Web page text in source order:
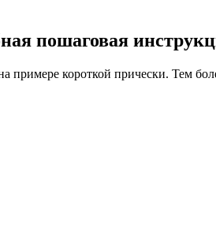
пошаговая
примере короткой прически. Тем